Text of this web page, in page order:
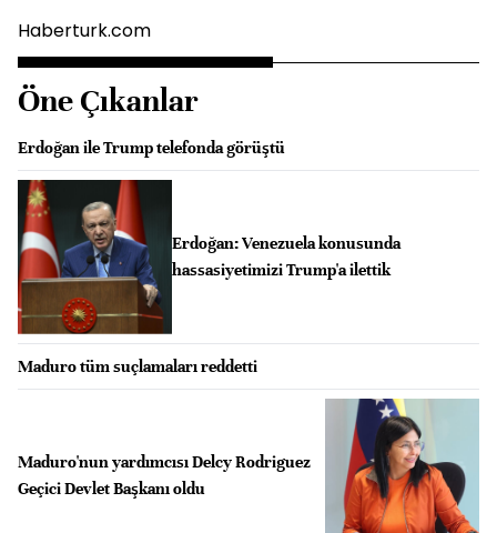
Haberturk.com
Öne Çıkanlar
Erdoğan ile Trump telefonda görüştü
Erdoğan: Venezuela konusunda
hassasiyetimizi Trump'a ilettik
Maduro tüm suçlamaları reddetti
Maduro'nun yardımcısı Delcy Rodriguez
Geçici Devlet Başkanı oldu